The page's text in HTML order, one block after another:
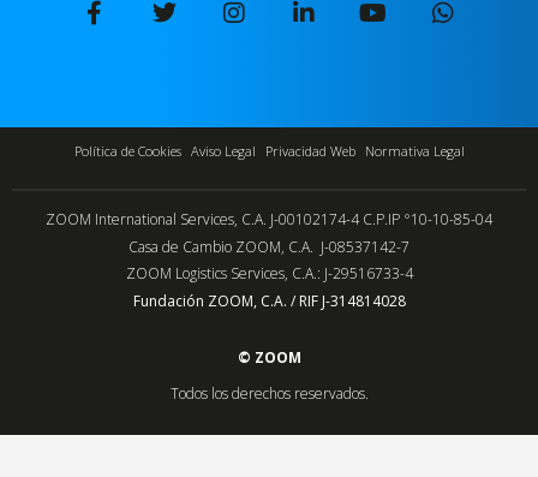
Política de Cookies Aviso Legal Privacidad Web Normativa Legal
ZOOM International Services, C.A. J-00102174-4 C.P.IP °10-10-85-04
Casa de Cambio ZOOM, C.A. J-08537142-7
ZOOM Logistics Services, C.A.: J-29516733-4
Fundación ZOOM, C.A. / RIF J-314814028
© ZOOM
Todos los derechos reservados.